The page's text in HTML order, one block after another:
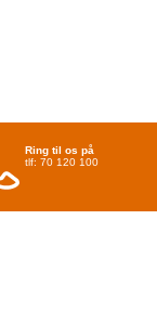
Ring til os på
tlf: 70 120 100